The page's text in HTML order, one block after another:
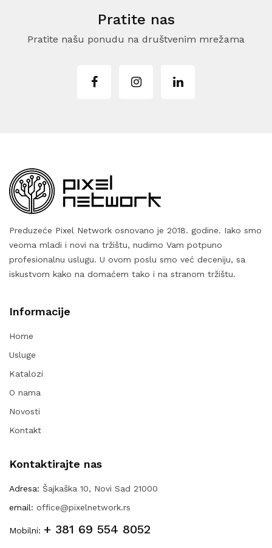
Pratite nas
Pratite našu ponudu na društvenim mrežama
Preduzeće Pixel Network osnovano je 2018. godine. Iako smo
veoma mladi i novi na tržištu, nudimo Vam potpuno
profesionalnu uslugu. U ovom poslu smo već deceniju, sa
iskustvom kako na domaćem tako i na stranom tržištu.
Informacije
Home
Usluge
Katalozi
O nama
Novosti
Kontakt
Kontaktirajte nas
Adresa: Šajkaška 10, Novi Sad 21000
email: office@pixelnetwork.rs
Mobilni: + 381 69 554 8052